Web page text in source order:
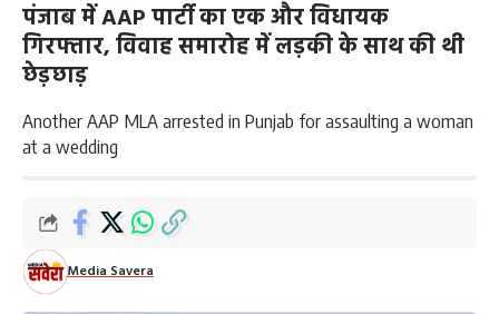
पंजाब में AAP पार्टी का एक और विधायक
गिरफ्तार, विवाह समारोह में लड़की के साथ की थी
छेड़छाड़
Another AAP MLA arrested in Punjab for assaulting a woman
at a wedding
Media Savera